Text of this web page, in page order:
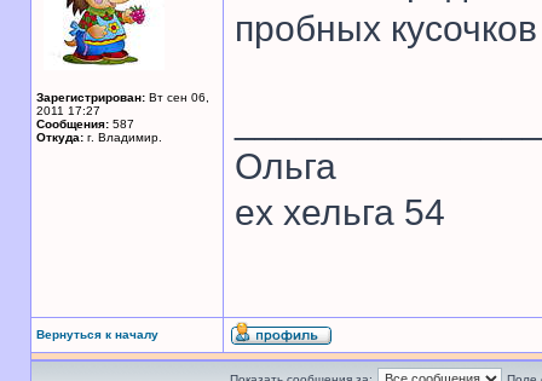
Зарегистрирован: Вт сен 06,
2011 17:27
Сообщения: 587
Откуда: г. Владимир.
пробных
Ольга
ex хельга 54
Вернуться к началу